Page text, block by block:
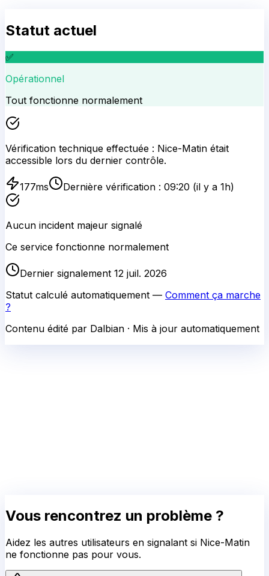
Statut actuel
✅
Opérationnel
Tout fonctionne normalement
Vérification technique effectuée : Nice-Matin était
accessible lors du dernier contrôle.
177ms Dernière vérification : 09:20 (il y a 1h)
Aucun incident majeur signalé
Ce service fonctionne normalement
Dernier signalement 12 juil. 2026
Statut calculé automatiquement — Comment ça marche
?
Contenu édité par Dalbian · Mis à jour automatiquement
Vous rencontrez un problème ?
Aidez les autres utilisateurs en signalant si Nice-Matin
ne fonctionne pas pour vous.